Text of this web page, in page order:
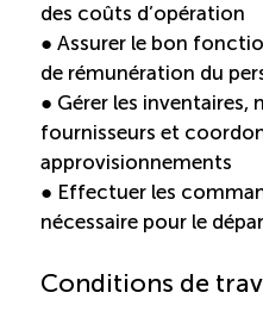
Bassins de main-
Devenir membre
Catalogue de
ÉTUDES
des coûts d’opération
● Assurer le bon
de rémunération du
● Gérer les inventaires,
fournisseurs et
approvisionnements
● Effectuer les
nécessaire pour le
Conditions de